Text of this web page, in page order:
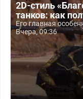
2D-стиль
танков: как
Его главная
Вчера, 09:36